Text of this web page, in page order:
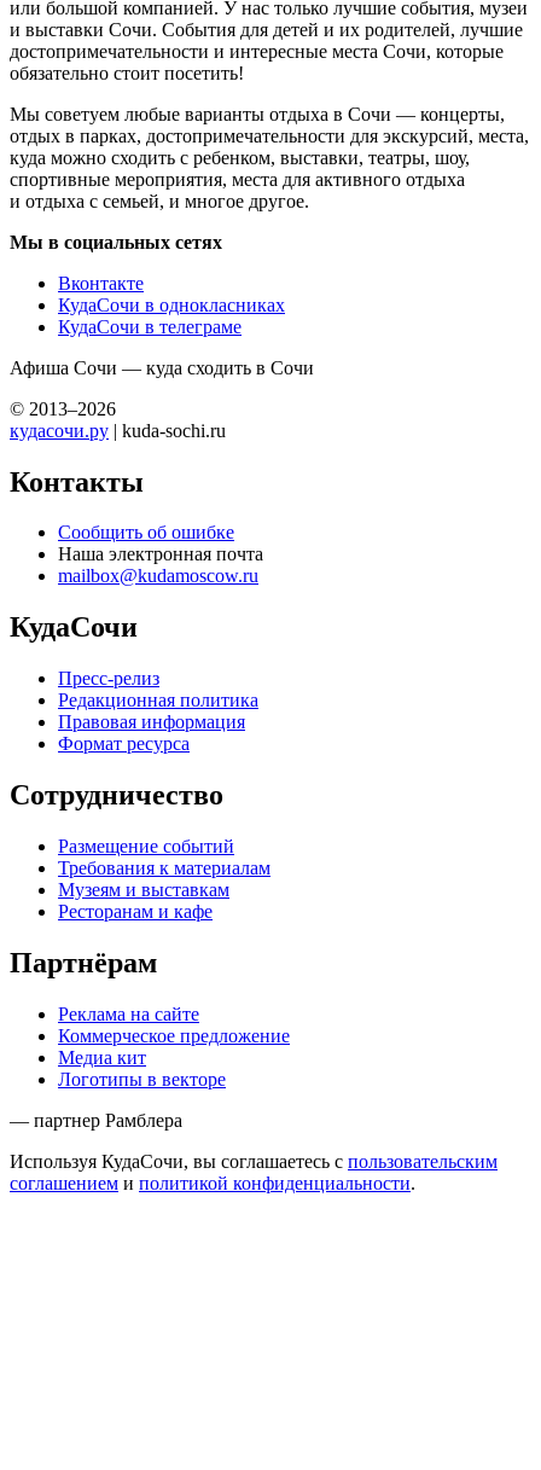
или большой компанией. У нас только лучшие события, музеи
и выставки Сочи. События для детей и их родителей, лучшие
достопримечательности и интересные места Сочи, которые
обязательно стоит посетить!
Мы советуем любые варианты отдыха в Сочи — концерты,
отдых в парках, достопримечательности для экскурсий, места,
куда можно сходить с ребенком, выставки, театры, шоу,
спортивные мероприятия, места для активного отдыха
и отдыха с семьей, и многое другое.
Мы в социальных сетях
Вконтакте
КудаСочи в однокласниках
КудаСочи в телеграме
Афиша Сочи — куда сходить в Сочи
© 2013–2026
кудасочи.ру | kuda-sochi.ru
Контакты
Сообщить об ошибке
Наша электронная почта
mailbox@kudamoscow.ru
КудаСочи
Пресс-релиз
Редакционная политика
Правовая информация
Формат ресурса
Сотрудничество
Размещение событий
Требования к материалам
Музеям и выставкам
Ресторанам и кафе
Партнёрам
Реклама на сайте
Коммерческое предложение
Медиа кит
Логотипы в векторе
— партнер Рамблера
Используя КудаСочи, вы соглашаетесь с пользовательским
соглашением и политикой конфиденциальности.